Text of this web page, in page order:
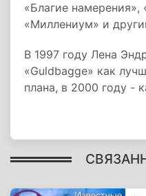
«Благие намерения»,
«Миллениум» и
В 1997 году Лена
«Guldbagge» как
плана, в 2000 году -